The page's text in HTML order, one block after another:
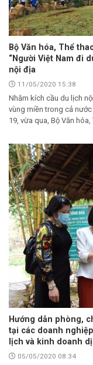
Bộ Văn hóa, Thể
“Người Việt Nam đi
nội địa
11/05/2020 15:38
Nhằm kích cầu du lịch
vùng miền trong cả
19, vừa qua, Bộ Văn
Hướng dẫn phòng,
tại các doanh
lịch và kinh doanh
05/05/2020 08:34